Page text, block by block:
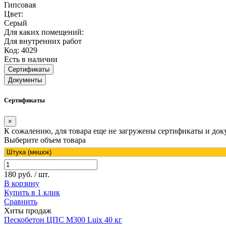
Гипсовая
Цвет:
Серый
Для каких помещений:
Для внутренних работ
Код: 4029
Есть в наличии
Сертификаты
Документы
Сертификаты
×
К сожалению, для товара еще не загружены сертификаты и
Выберите объем товара
180 руб. / шт.
В корзину
Купить в 1 клик
Сравнить
Хиты продаж
Пескобетон ЦПС М300 Luix 40 кг